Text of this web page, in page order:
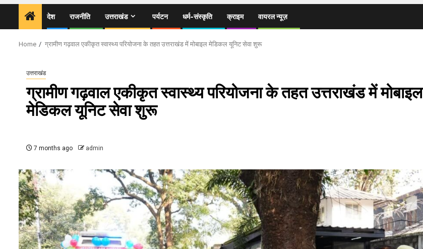
देश राजनीति उत्तराखंड पर्यटन धर्म-संस्कृति क्राइम वायरल न्यूज़
Home ग्रामीण गढ़वाल एकीकृत स्वास्थ्य परियोजना के तहत उत्तराखंड में मोबाइल मेडिकल यूनिट सेवा शुरू
उत्तराखंड
ग्रामीण गढ़वाल एकीकृत स्वास्थ्य परियोजना के तहत उत्तराखंड में मोबाइल
मेडिकल यूनिट सेवा शुरू
7 months ago admin